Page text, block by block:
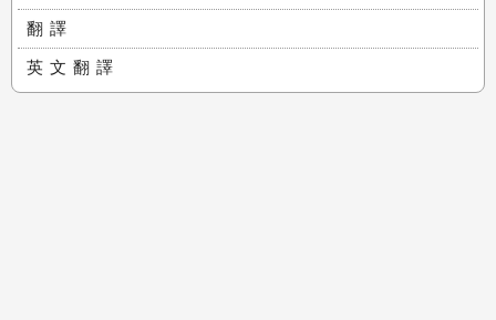
翻 譯
英 文 翻 譯